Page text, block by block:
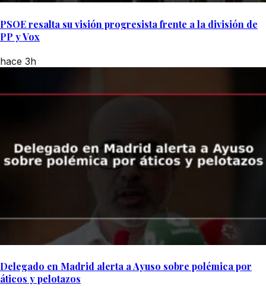
PSOE resalta su visión progresista frente a la división de
PP y Vox
hace 3h
Delegado en Madrid alerta a Ayuso sobre polémica por
áticos y pelotazos